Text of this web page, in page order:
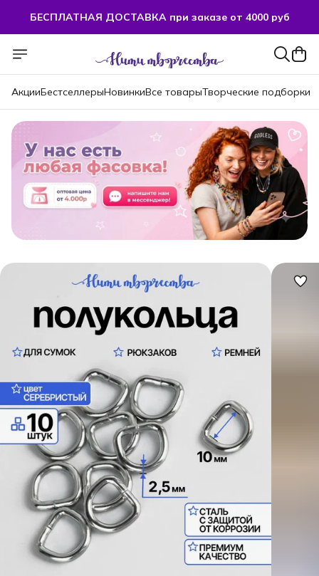
БЕСПЛАТНАЯ ДОСТАВКА при заказе от 4000 руб
БЕСПЛАТНАЯ ДОСТАВКА при заказе от 4000 руб
АкцииБестселлерыНовинкиВсе товарыТворческие подборки